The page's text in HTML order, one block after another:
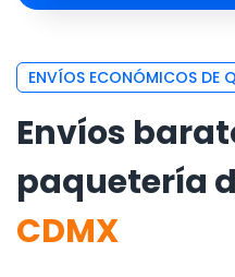
ENVÍOS ECONÓMICOS DE
Envíos
paquetería
CDMX